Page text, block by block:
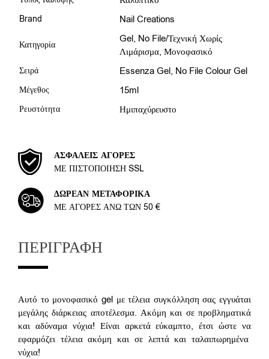
Brand Nail Creations
Κατηγορία
Gel, No File/Τεχνική Χωρίς
Λιμάρισμα, Μονοφασικό
Σειρά Essenza Gel, No File Colour Gel
Μέγεθος 15ml
Ρευστότητα Ημιπαχύρευστο
ΑΣΦΑΛΕΊΣ ΑΓΟΡΈΣ
ΜΕ ΠΙΣΤΟΠΟΊΗΣΗ SSL
ΔΩΡΕΆΝ ΜΕΤΑΦΟΡΙΚΆ
ΜΕ ΑΓΟΡΈΣ ΆΝΩ ΤΩΝ 50 €
ΠΕΡΙΓΡΑΦΉ
Αυτό το μονοφασικό gel με τέλεια συγκόλληση σας εγγυάται
μεγάλης διάρκειας αποτέλεσμα. Ακόμη και σε προβληματικά
και αδύναμα νύχια! Είναι αρκετά εύκαμπτο, έτσι ώστε να
εφαρμόζει τέλεια ακόμη και σε λεπτά και ταλαιπωρημένα
νύχια!